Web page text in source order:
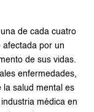
de cada cuatro
afectada por un
de sus vidas.
enfermedades,
la salud mental es
médica en